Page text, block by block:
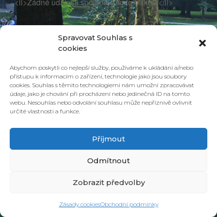
Spravovat Souhlas s
cookies
Abychom poskytli co nejlepší služby, používáme k ukládání a/nebo
přístupu k informacím o zařízení, technologie jako jsou soubory
cookies. Souhlas s těmito technologiemi nám umožní zpracovávat
údaje, jako je chování při procházení nebo jedinečná ID na tomto
webu. Nesouhlas nebo odvolání souhlasu může nepříznivě ovlivnit
určité vlastnosti a funkce.
Příjmout
Odmítnout
Zobrazit předvolby
Zásady cookiesObchodní podmínky
© 2026 PONAVA CAFÉ & RESTAURANT |